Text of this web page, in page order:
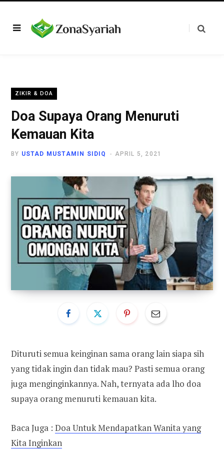
ZIKIR & DOA
Doa Supaya Orang Menuruti
Kemauan Kita
BY USTAD MUSTAMIN SIDIQ APRIL 5, 2021
Dituruti semua keinginan sama orang lain siapa sih
yang tidak ingin dan tidak mau? Pasti semua orang
juga menginginkannya. Nah, ternyata ada lho doa
supaya orang menuruti kemauan kita.
Baca Juga : Doa Untuk Mendapatkan Wanita yang
Kita Inginkan